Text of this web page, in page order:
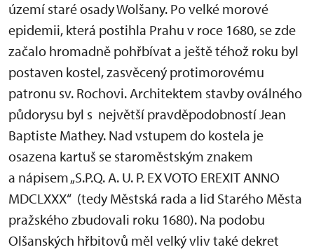
území staré osady Wolšany. Po velké morové
epidemii, která postihla Prahu v roce 1680, se zde
začalo hromadně pohřbívat a ještě téhož roku byl
postaven kostel, zasvěcený protimorovému
patronu sv. Rochovi. Architektem stavby oválného
půdorysu byl s největší pravděpodobností Jean
Baptiste Mathey. Nad vstupem do kostela je
osazena kartuš se staroměstským znakem
a nápisem „S.P.Q. A. U. P. EX VOTO EREXIT ANNO
MDCLXXX“ (tedy Městská rada a lid Starého Města
pražského zbudovali roku 1680). Na podobu
Olšanských hřbitovů měl velký vliv také dekret